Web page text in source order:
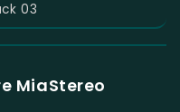
03
MiaStereo